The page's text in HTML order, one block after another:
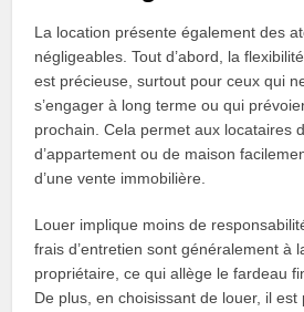
La location présente également des
négligeables. Tout d’abord, la
est précieuse, surtout pour ceux qui
s’engager à long terme ou qui
prochain. Cela permet aux locataires
d’appartement ou de maison
d’une vente immobilière.
Louer implique moins de
frais d’entretien sont généralement à
propriétaire, ce qui allège le fardeau
De plus, en choisissant de louer, il